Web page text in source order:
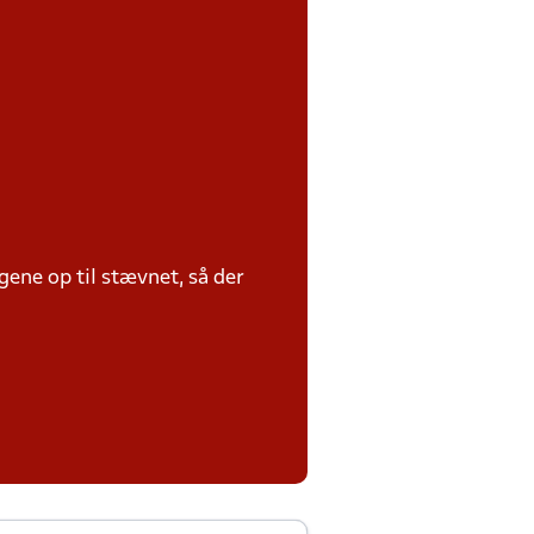
op til stævnet, så der